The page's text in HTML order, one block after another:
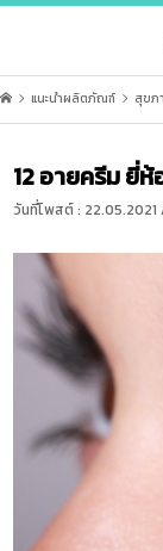
แนะนำผลิตภัณฑ์ สุขภ
12 อายครีม ยี่
วันที่โพสต์ :